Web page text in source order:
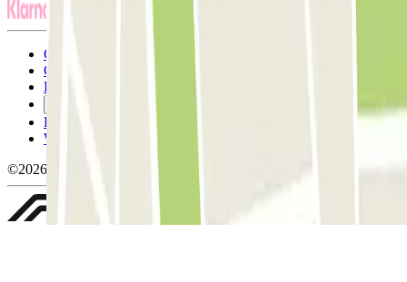
Conditions générales d'utilisation et contrat
Conditions d'annulation
Politique relative aux cookies
Politique de confidentialité
Whistleblowing
©2026 Parclick. Tous droits réservés